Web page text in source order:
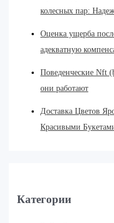
колесных пар:
Оценка ущерба
адекватную
Поведенческие Nft
они работают
Доставка Цветов
Красивыми
Категории